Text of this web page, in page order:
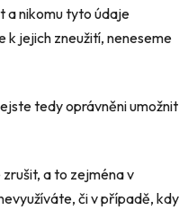
a nikomu tyto údaje
jejich zneužití, neneseme
tedy oprávněni umožnit
a to zejména v
či v případě, kdy